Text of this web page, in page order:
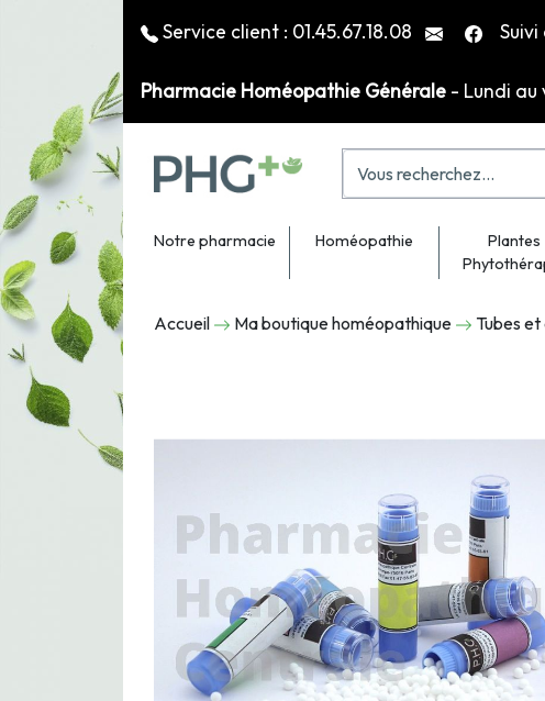
Service client : 01.45.67.18.08 Suivi
Pharmacie Homéopathie Générale - Lundi au
Notre pharmacie Homéopathie
Plantes
Accueil Ma boutique homéopathique Tubes